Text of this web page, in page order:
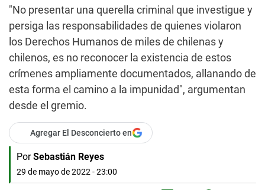
"No presentar una querella criminal que investigue y
persiga las responsabilidades de quienes violaron
los Derechos Humanos de miles de chilenas y
chilenos, es no reconocer la existencia de estos
crímenes ampliamente documentados, allanando de
esta forma el camino a la impunidad", argumentan
desde el gremio.
Agregar El Desconcierto en
Por Sebastián Reyes
29 de mayo de 2022 - 23:00